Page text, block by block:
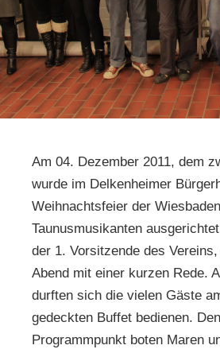
Am 04. Dezember 2011, dem
wurde im Delkenheimer
Weihnachtsfeier der
Taunusmusikanten
der 1. Vorsitzende des
Abend mit einer kurzen Rede.
durften sich die vielen Gäste
gedeckten Buffet bedienen.
Programmpunkt boten Maren